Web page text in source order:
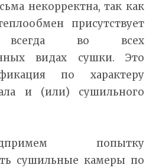
некорректна, так как
присутствует
всегда во всех
видах сушки. Это
по характеру
и (или) сушильного
попытку
сушильные камеры по